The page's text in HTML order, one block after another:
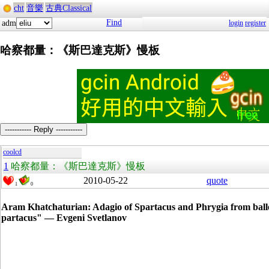
cht 音樂 古典Classical
adm
Find login register
哈察都量：《斯巴達克斯》慢板
----------- Reply -----------
coolcd
1 哈察都量：《斯巴達克斯》慢板
1 0 2010-05-22 quote
Aram Khatchaturian: Adagio of Spartacus and Phrygia from
partacus" — Evgeni Svetlanov